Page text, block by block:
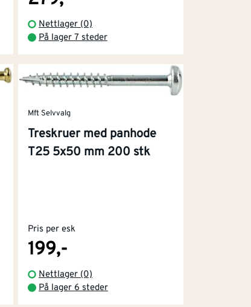
Nettlager (0)
På lager 7 steder
Mft Selvvalg
Treskruer med panhode
T25 5x50 mm 200 stk
Pris per esk
199,-
Nettlager (0)
På lager 6 steder